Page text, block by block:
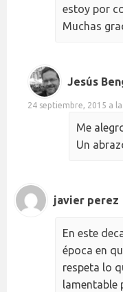
estoy por
Muchas
Jesús
24 septiembre, 2015 a
Me
Un
javier perez
En este
época en
respeta lo
lamentable